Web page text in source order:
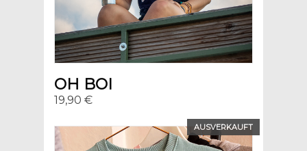
OH BOI
19,90 €
AUSVERKAUFT